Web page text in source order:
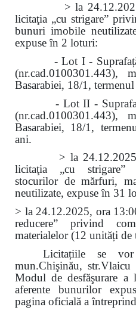
> la 24.12.2025,
licitaţia „cu strigare”
bunuri imobile
expuse în 2 loturi:
- Lot I - Suprafață
(nr.cad.0100301.443),
Basarabiei, 18/1,
- Lot II - Suprafață
(nr.cad.0100301.443),
Basarabiei, 18/1,
ani.
> la 24.12.2025,
licitaţia „cu strigare”
stocurilor de mărfuri,
neutilizate, expuse în 31
> la 24.12.2025, ora
reducere” privind
materialelor (12 unități de
Licitațiile se vor
mun.Chişinău,
Modul de desfăşurare a
aferente bunurilor
pagina oficială a